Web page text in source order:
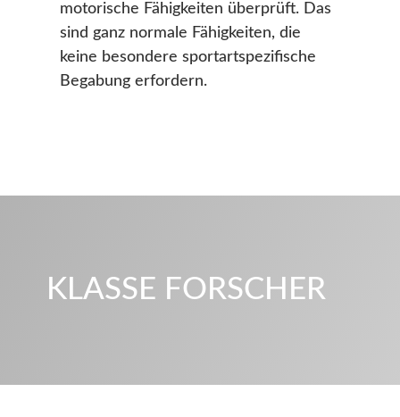
motorische Fähigkeiten überprüft. Das
sind ganz normale Fähigkeiten, die
keine besondere sportartspezifische
Begabung erfordern.
KLASSE FORSCHER